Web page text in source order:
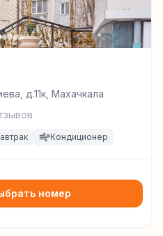
д.11к, Махачкала
Кондиционер
номер